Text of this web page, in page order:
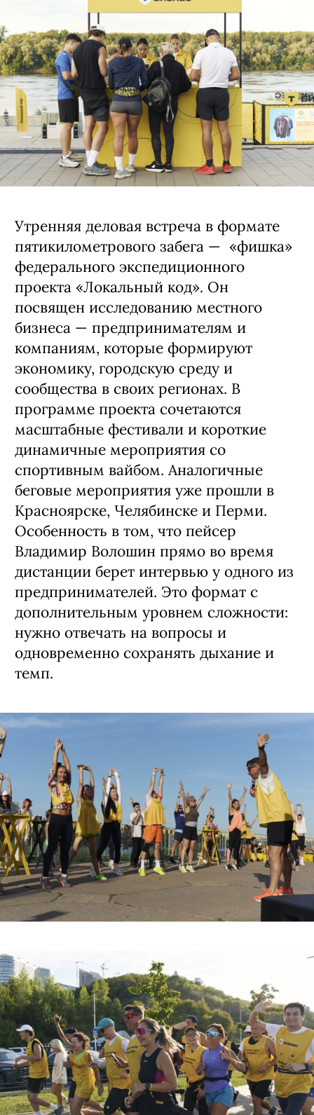
Утренняя деловая встреча в формате
пятикилометрового забега — «фишка»
федерального экспедиционного
проекта «Локальный код». Он
посвящен исследованию местного
бизнеса — предпринимателям и
компаниям, которые формируют
экономику, городскую среду и
сообщества в своих регионах. В
программе проекта сочетаются
масштабные фестивали и короткие
динамичные мероприятия со
спортивным вайбом. Аналогичные
беговые мероприятия уже прошли в
Красноярске, Челябинске и Перми.
Особенность в том, что пейсер
Владимир Волошин прямо во время
дистанции берет интервью у одного из
предпринимателей. Это формат с
дополнительным уровнем сложности:
нужно отвечать на вопросы и
одновременно сохранять дыхание и
темп.